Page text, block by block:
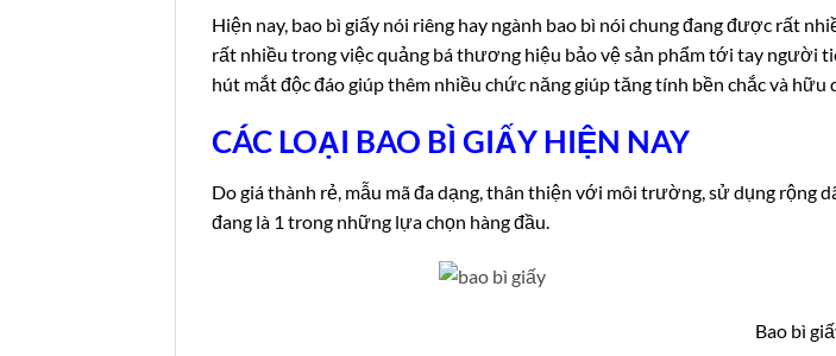
Hiện nay, bao bì giấy nói riêng hay ngành bao bì nói chung đang được rất
rất nhiều trong việc quảng bá thương hiệu bảo vệ sản phẩm tới tay người
hút mắt độc đáo giúp thêm nhiều chức năng giúp tăng tính bền chắc và hữu
CÁC LOẠI BAO BÌ GIẤY HIỆN NAY
Do giá thành rẻ, mẫu mã đa dạng, thân thiện với môi trường, sử dụng rộng
đang là 1 trong những lựa chọn hàng đầu.
Bao bì